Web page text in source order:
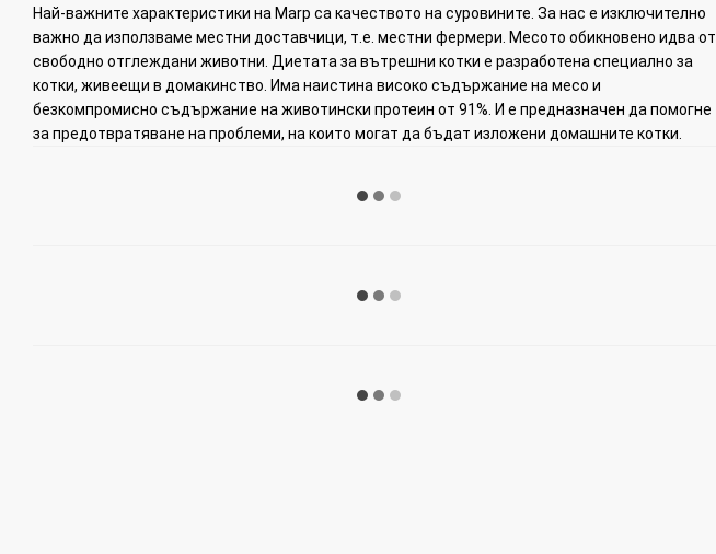
Най-важните характеристики на Marp са качеството на суровините. За нас е изключително
важно да използваме местни доставчици, т.е. местни фермери. Месото обикновено идва от
свободно отглеждани животни. Диетата за вътрешни котки е разработена специално за
котки, живеещи в домакинство. Има наистина високо съдържание на месо и
безкомпромисно съдържание на животински протеин от 91%. И е предназначен да помогне
за предотвратяване на проблеми, на които могат да бъдат изложени домашните котки.